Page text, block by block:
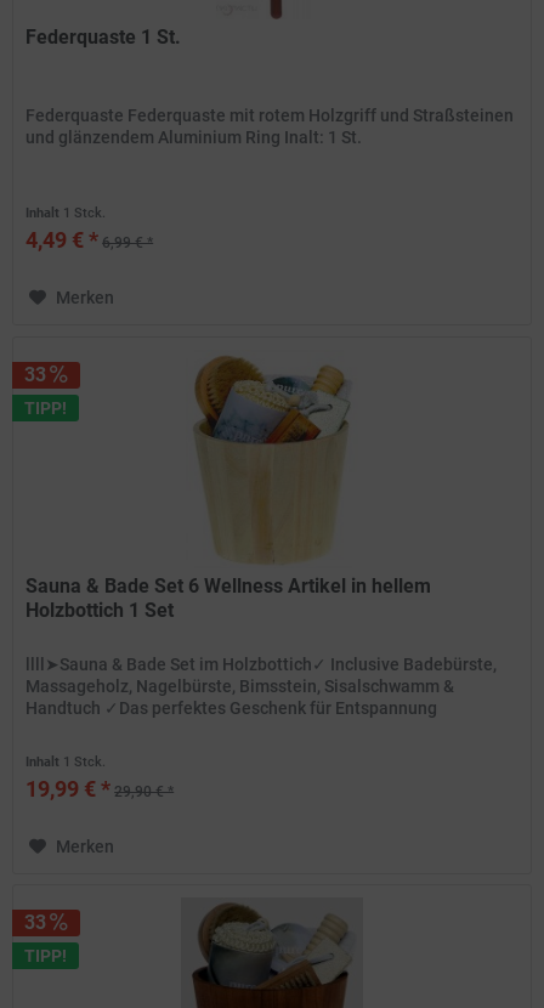
Federquaste 1 St.
Federquaste Federquaste mit rotem Holzgriff und Straßsteinen
und glänzendem Aluminium Ring Inalt: 1 St.
Inhalt 1 Stck.
4,49 € * 6,99 € *
Merken
33
TIPP!
Sauna & Bade Set 6 Wellness Artikel in hellem
Holzbottich 1 Set
llll➤Sauna & Bade Set im Holzbottich✓ Inclusive Badebürste,
Massageholz, Nagelbürste, Bimsstein, Sisalschwamm &
Handtuch ✓Das perfektes Geschenk für Entspannung
Inhalt 1 Stck.
19,99 € * 29,90 € *
Merken
33
TIPP!